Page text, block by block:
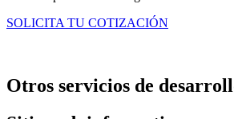
SOLICITA TU COTIZACIÓN
Otros servicios de